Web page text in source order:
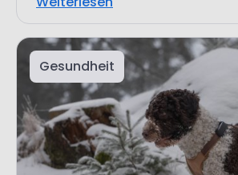
Gesundheit
18. Dezember 2025